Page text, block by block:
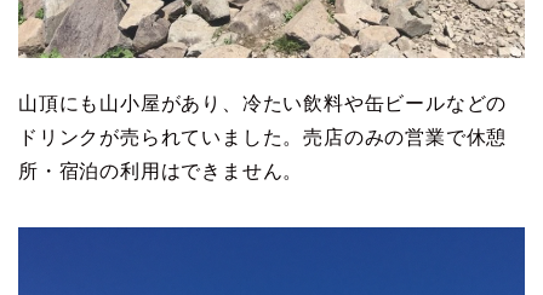
山頂にも山小屋があり、冷たい飲料や缶ビールなどの
ドリンクが売られていました。売店のみの営業で休憩
所・宿泊の利用はできません。